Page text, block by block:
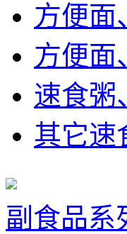
方便面
方便面
速食粥
其它速
副食品系